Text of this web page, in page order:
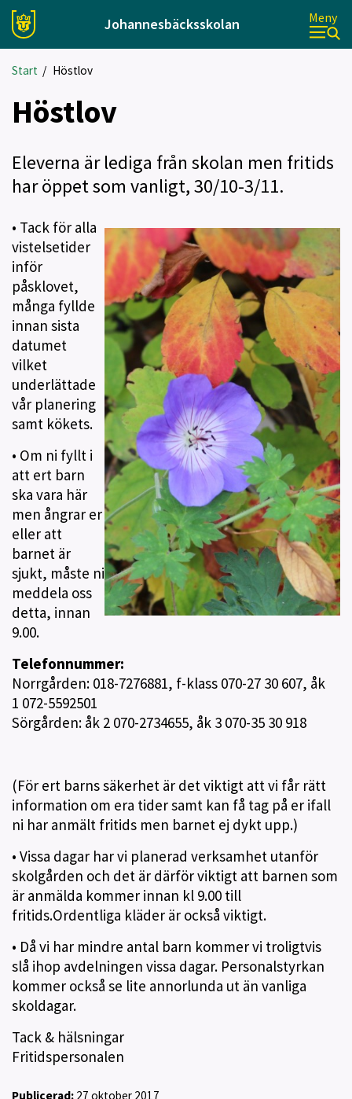
Johannesbäcksskolan Meny
Start / Höstlov
Höstlov
Eleverna är lediga från skolan men fritids
har öppet som vanligt, 30/10-3/11.
• Tack för alla
vistelsetider
inför
påsklovet,
många fyllde
innan sista
datumet
vilket
underlättade
vår planering
samt kökets.
• Om ni fyllt i
att ert barn
ska vara här
men ångrar er
eller att
barnet är
sjukt, måste ni
meddela oss
detta, innan
9.00.
Telefonnummer:
Norrgården: 018-7276881, f-klass 070-27 30 607, åk
1 072-5592501
Sörgården: åk 2 070-2734655, åk 3 070-35 30 918
(För ert barns säkerhet är det viktigt att vi får rätt
information om era tider samt kan få tag på er ifall
ni har anmält fritids men barnet ej dykt upp.)
• Vissa dagar har vi planerad verksamhet utanför
skolgården och det är därför viktigt att barnen som
är anmälda kommer innan kl 9.00 till
fritids.Ordentliga kläder är också viktigt.
• Då vi har mindre antal barn kommer vi troligtvis
slå ihop avdelningen vissa dagar. Personalstyrkan
kommer också se lite annorlunda ut än vanliga
skoldagar.
Tack & hälsningar
Fritidspersonalen
Publicerad: 27 oktober 2017